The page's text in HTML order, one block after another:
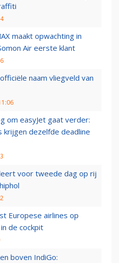
maakt opwachting in
Air eerste klant
naam vliegveld van
om easyJet gaat verder:
dezelfde deadline
voor tweede dag op rij
Europese airlines op
de cockpit
boven IndiGo: